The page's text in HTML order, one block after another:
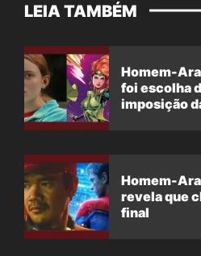
LEIA TAMBÉM
Homem-
foi escolha
imposição
Homem-
revela que
final